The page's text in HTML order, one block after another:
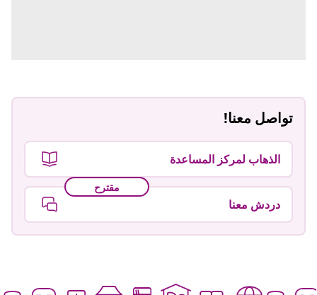
تواصل معنا!
الذهاب لمركز المساعدة
مقترح
دردش معنا